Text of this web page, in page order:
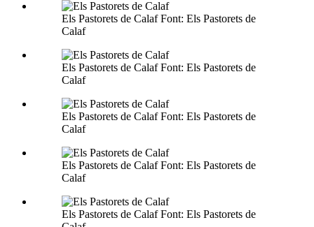
Els Pastorets de Calaf Font: Els Pastorets de
Calaf
Els Pastorets de Calaf Font: Els Pastorets de
Calaf
Els Pastorets de Calaf Font: Els Pastorets de
Calaf
Els Pastorets de Calaf Font: Els Pastorets de
Calaf
Els Pastorets de Calaf Font: Els Pastorets de